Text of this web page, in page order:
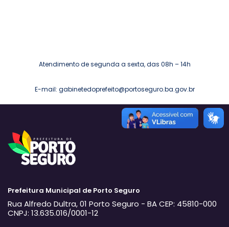
Atendimento de segunda a sexta, das 08h – 14h
E-mail: gabinetedoprefeito@portoseguro.ba.gov.br
Prefeitura Municipal de Porto Seguro
Rua Alfredo Dultra, 01 Porto Seguro - BACEP: 45810-000
CNPJ: 13.635.016/0001-12